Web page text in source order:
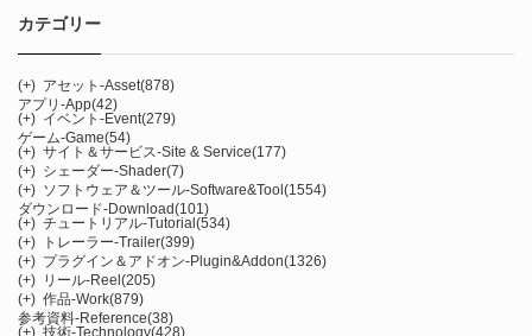
カテゴリー
(+) アセット-Asset(878)
アプリ-App(42)
(+) イベント-Event(279)
ゲーム-Game(54)
(+) サイト＆サービス-Site & Service(177)
(+) シェーダー-Shader(7)
(+) ソフトウェア＆ツール-Software&Tool (1554)
ダウンロード-Download(101)
(+) チュートリアル-Tutorial (534)
(+)
トレーラー-Trailer(399)
(+) プラグイン＆アドオン-Plugin&Addon(1326)
(+) リール-Reel (205)
(+) 作品-Work(879)
参考資料-Reference(38)